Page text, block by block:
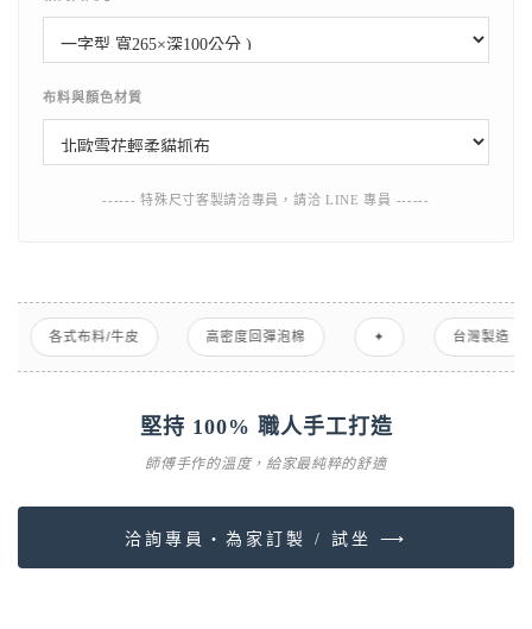
布料與顏色材質
------ 特殊尺寸客製請洽專員，請洽 LINE 專員 ------
高密度回彈泡棉 ✦ 自有工廠
堅持 100% 職人手工打造
師傅手作的溫度，給家最純粹的舒適
洽詢專員・為家訂製 / 試坐 ⟶